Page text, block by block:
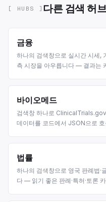
[ HUBS ] 다른 검색 허
금융
하나의 검색창으로 실시간 시세,
측 시장을 아우릅니다 — 결과는
바이오메드
검색창 하나로
데이터를 코드에서 JSON으로
법률
하나의 검색창으로 영국 판례법·
다 — 읽기 좋은 판례·특허·토론